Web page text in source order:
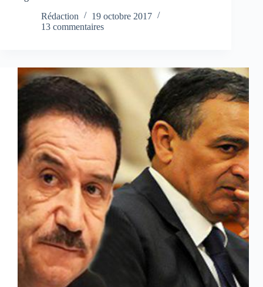
Rédaction
19 octobre 2017
13 commentaires